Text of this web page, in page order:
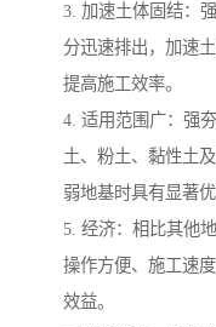
3. 加速土体固结：
分迅速排出，加速
提高施工效率。
4. 适用范围广：强
土、粉土、黏性土
弱地基时具有显著优
5. 经济：相比其他
操作方便、施工速
效益。